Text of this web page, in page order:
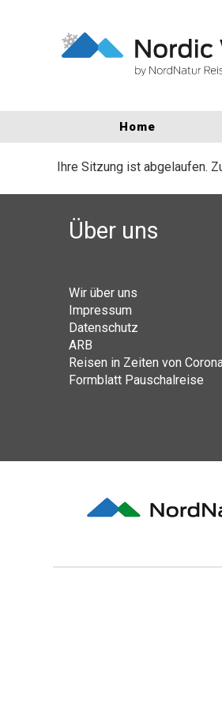
Home
Ihre Sitzung ist abgelaufen.
Über uns
Wir über uns
Impressum
Datenschutz
ARB
Reisen in Zeiten von
Formblatt Pauschalreise